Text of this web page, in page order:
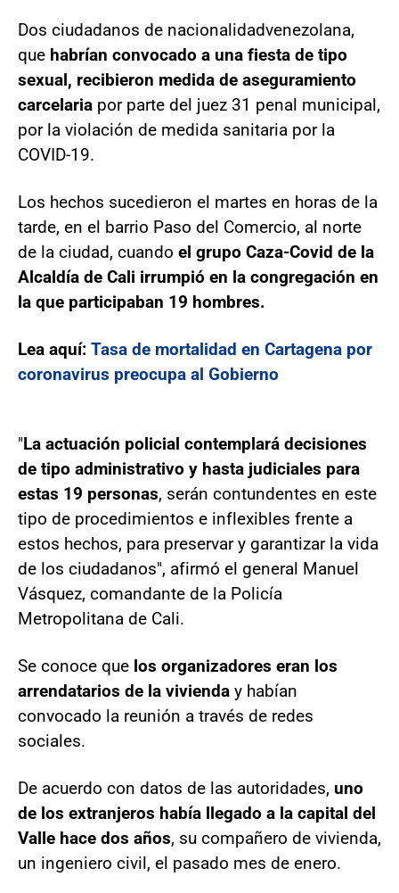
Dos ciudadanos de nacionalidadvenezolana,
que habrían convocado a una fiesta de tipo
sexual, recibieron medida de aseguramiento
carcelaria por parte del juez 31 penal municipal,
por la violación de medida sanitaria por la
COVID-19.
Los hechos sucedieron el martes en horas de la
tarde, en el barrio Paso del Comercio, al norte
de la ciudad, cuando el grupo Caza-Covid de la
Alcaldía de Cali irrumpió en la congregación en
la que participaban 19 hombres.
Lea aquí: Tasa de mortalidad en Cartagena por
coronavirus preocupa al Gobierno
"La actuación policial contemplará decisiones
de tipo administrativo y hasta judiciales para
estas 19 personas, serán contundentes en este
tipo de procedimientos e inflexibles frente a
estos hechos, para preservar y garantizar la vida
de los ciudadanos", afirmó el general Manuel
Vásquez, comandante de la Policía
Metropolitana de Cali.
Se conoce que los organizadores eran los
arrendatarios de la vivienda y habían
convocado la reunión a través de redes
sociales.
De acuerdo con datos de las autoridades, uno
de los extranjeros había llegado a la capital del
Valle hace dos años, su compañero de vivienda,
un ingeniero civil, el pasado mes de enero.